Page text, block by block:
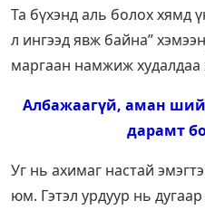
Та бүхэнд аль болох хямд
л ингээд явж байна”
маргаан намжиж худалдаа
Албажаагүй, аман
дарамт
Уг нь ахимаг настай
юм. Гэтэл урдуур нь